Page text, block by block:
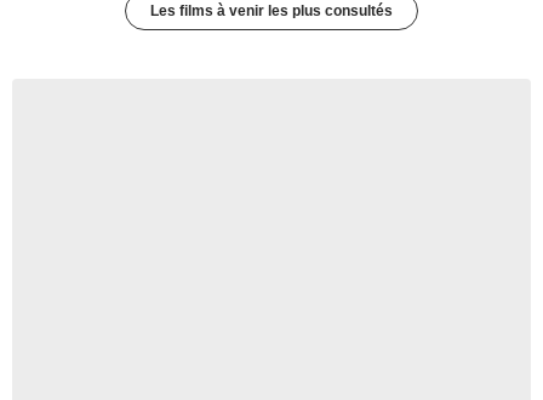
Les films à venir les plus consultés